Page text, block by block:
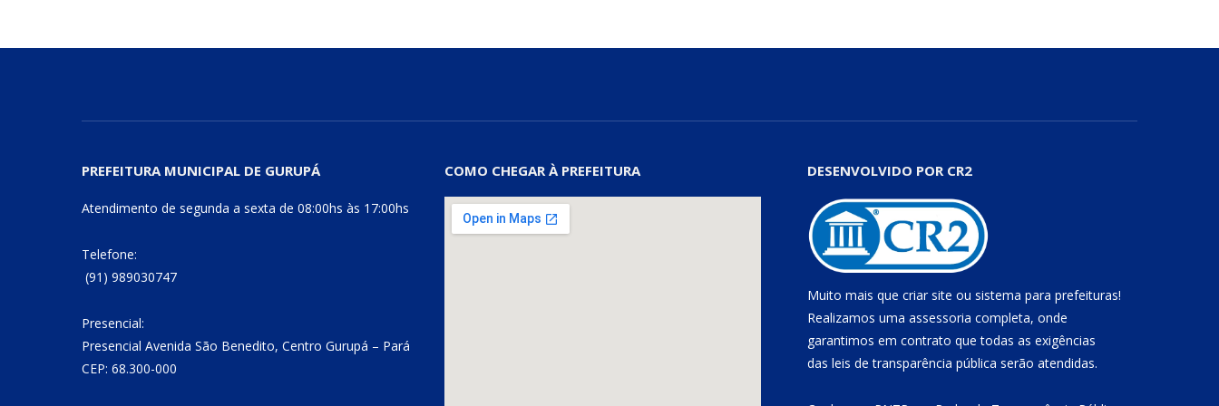
PREFEITURA MUNICIPAL DE GURUPÁ
Atendimento de segunda a sexta de 08:00hs às 17:00hs
Telefone:
(91) 989030747
Presencial:
Presencial Avenida São Benedito, Centro Gurupá – Pará
CEP: 68.300-000
COMO CHEGAR À PREFEITURA DESENVOLVIDO POR CR2
Muito mais que criar site ou sistema para prefeituras!
Realizamos uma assessoria completa, onde
garantimos em contrato que todas as exigências
das leis de transparência pública serão atendidas.